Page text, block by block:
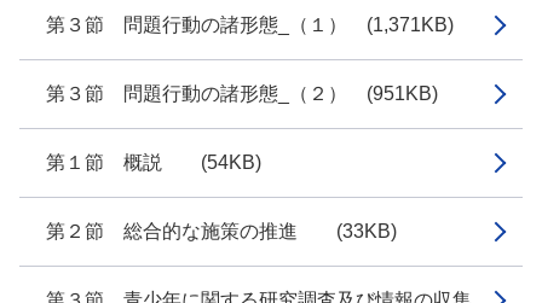
第３節 問題行動の諸形態_（１） (1,371KB)
第３節 問題行動の諸形態_（２） (951KB)
第１節 概説 (54KB)
第２節 総合的な施策の推進 (33KB)